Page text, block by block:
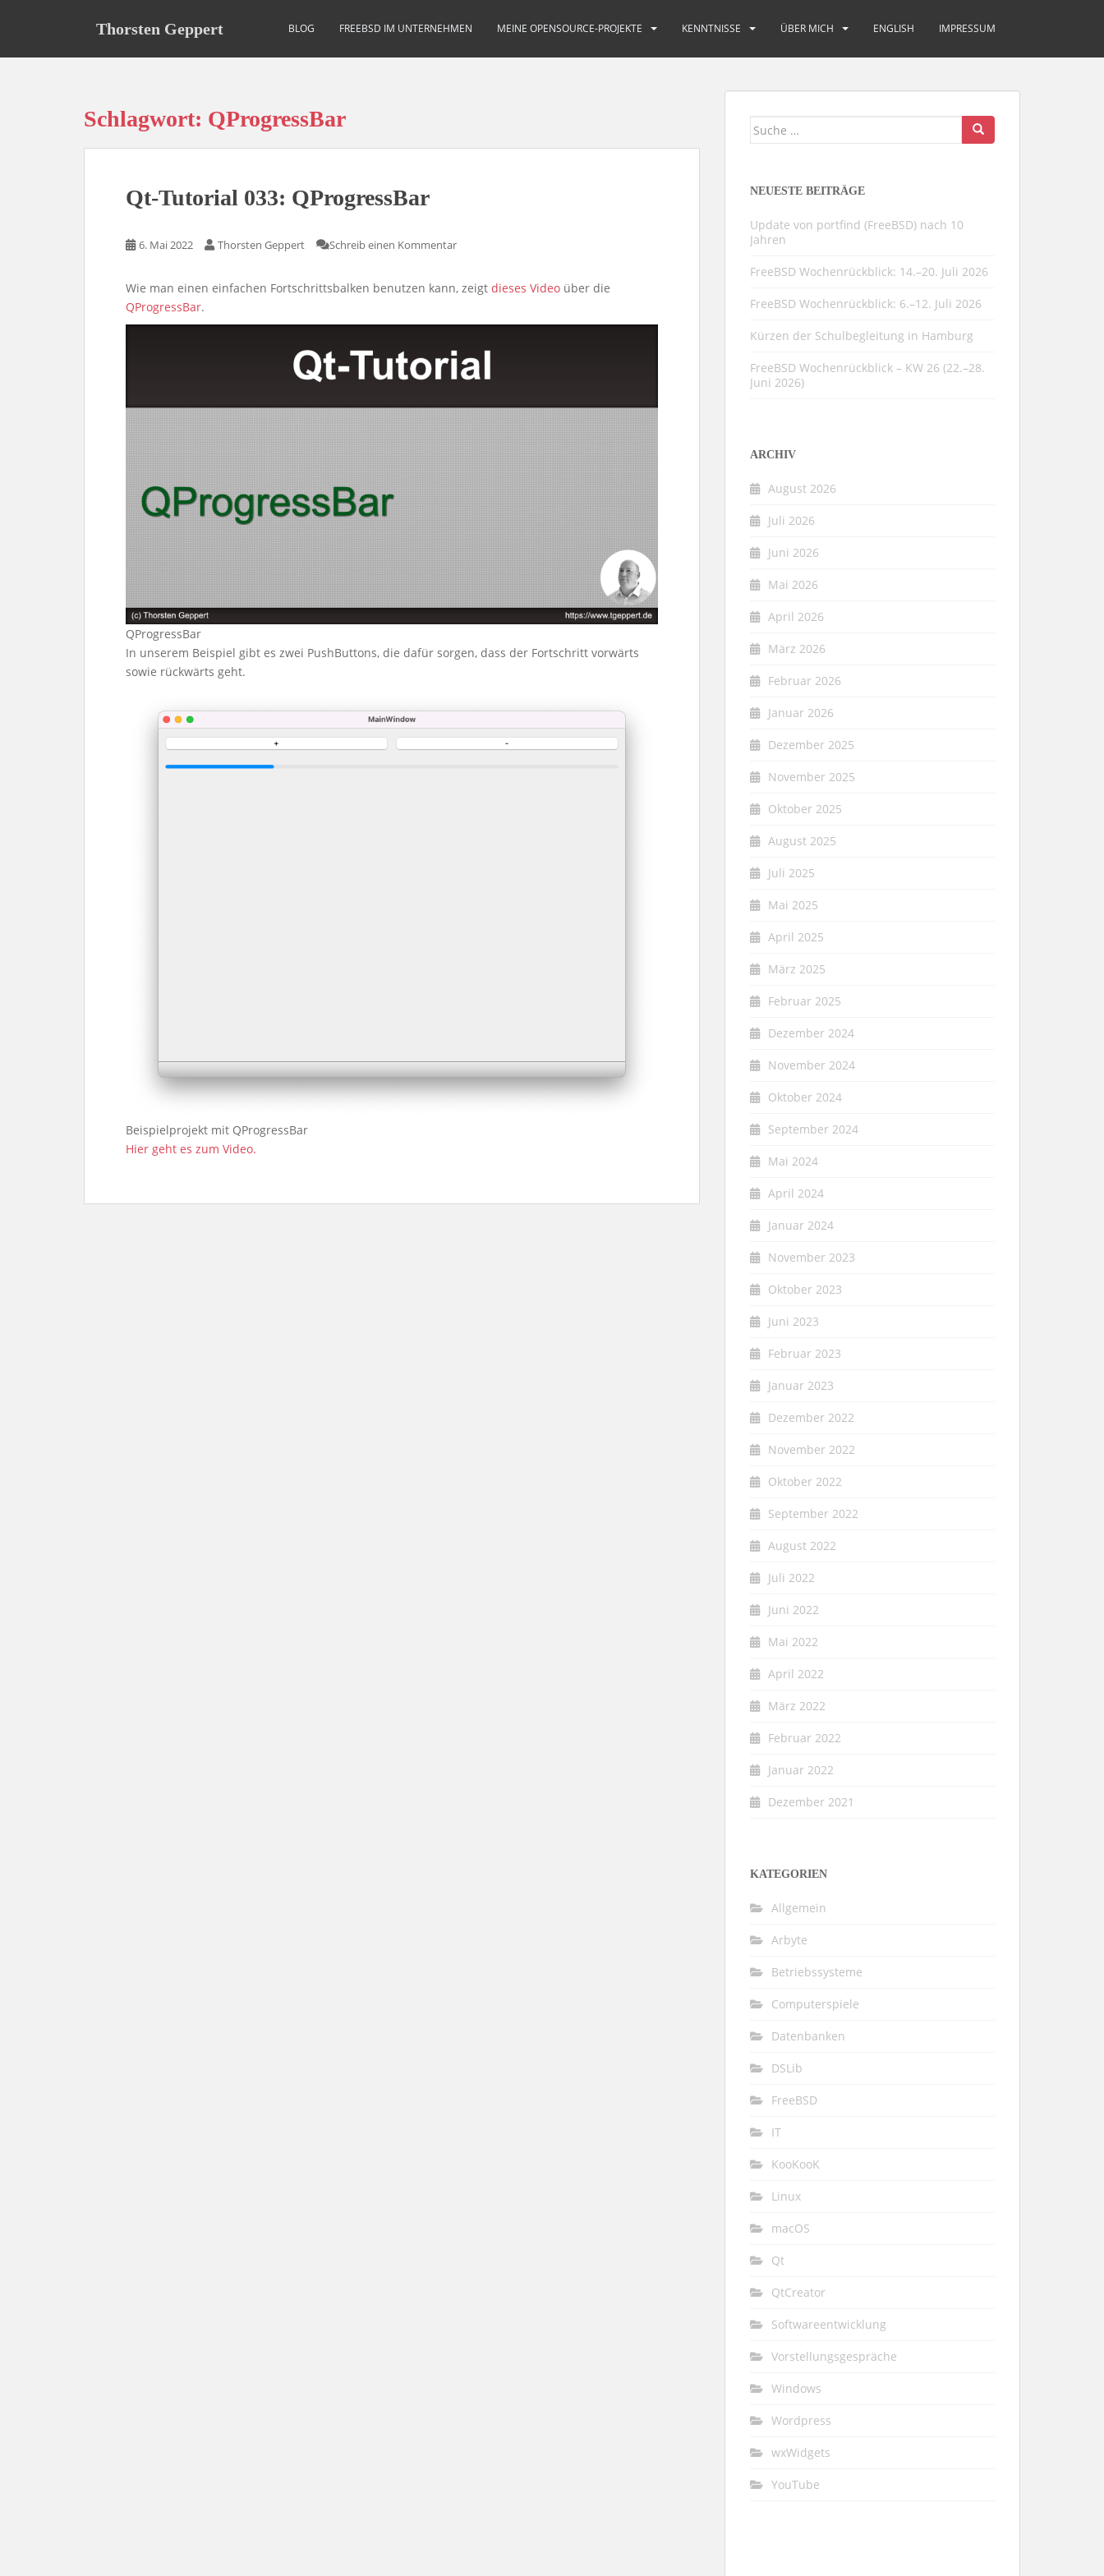
Thorsten Geppert BLOG FREEBSD IM UNTERNEHMEN MEINE OPENSOURCE-PROJEKTE KENNTNISSE ÜBER MICH ENGLISH IMPRESSUM
Schlagwort: QProgressBar
Qt-Tutorial 033: QProgressBar
6. Mai 2022 Thorsten Geppert Schreib einen Kommentar
Wie man einen einfachen Fortschrittsbalken benutzen kann, zeigt dieses Video über die
QProgressBar.
QProgressBar
In unserem Beispiel gibt es zwei PushButtons, die dafür sorgen, dass der Fortschritt vorwärts
sowie rückwärts geht.
Beispielprojekt mit QProgressBar
Hier geht es zum Video.
Suche
NEUESTE BEITRÄGE
Update von portfind (FreeBSD) nach 10
Jahren
FreeBSD Wochenrückblick: 14.–20. Juli 2026
FreeBSD Wochenrückblick: 6.–12. Juli 2026
Kürzen der Schulbegleitung in Hamburg
FreeBSD Wochenrückblick – KW 26 (22.–28.
Juni 2026)
ARCHIV
August 2026
Juli 2026
Juni 2026
Mai 2026
April 2026
März 2026
Februar 2026
Januar 2026
Dezember 2025
November 2025
Oktober 2025
August 2025
Juli 2025
Mai 2025
April 2025
März 2025
Februar 2025
Dezember 2024
November 2024
Oktober 2024
September 2024
Mai 2024
April 2024
Januar 2024
November 2023
Oktober 2023
Juni 2023
Februar 2023
Januar 2023
Dezember 2022
November 2022
Oktober 2022
September 2022
August 2022
Juli 2022
Juni 2022
Mai 2022
April 2022
März 2022
Februar 2022
Januar 2022
Dezember 2021
KATEGORIEN
Allgemein
Arbyte
Betriebssysteme
Computerspiele
Datenbanken
DSLib
FreeBSD
IT
KooKooK
Linux
macOS
Qt
QtCreator
Softwareentwicklung
Vorstellungsgespräche
Windows
Wordpress
wxWidgets
YouTube